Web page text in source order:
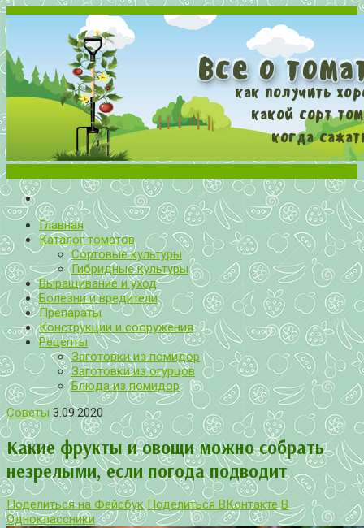
Все о томатах. Выращивание томатов. Сорта и рассада.
Выращивание и уход за томатами
Главная
Каталог томатов
Сортовые культуры
Гибридные культуры
Выращивание и уход
Болезни и вредители
Препараты
Конструкции и сооружения
Рецепты
Заготовки из помидор
Заготовки из огурцов
Блюда из помидор
Советы 3.09.2020
Какие фрукты и овощи можно собрать
незрелыми, если погода подводит
Поделиться на Фейсбук Поделиться ВКонтакте В
Одноклассники